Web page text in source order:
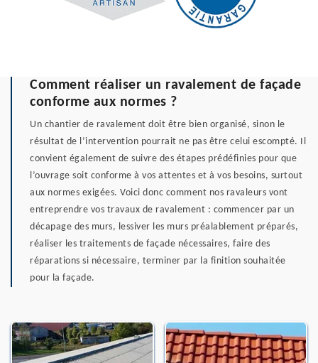
Comment réaliser un ravalement de façade
conforme aux normes ?
Un chantier de ravalement doit être bien organisé, sinon le
résultat de l’intervention pourrait ne pas être celui escompté. Il
convient également de suivre des étapes prédéfinies pour que
l’ouvrage soit conforme à vos attentes et à vos besoins, surtout
aux normes exigées. Voici donc comment nos ravaleurs vont
entreprendre vos travaux de ravalement : commencer par un
décapage des murs, lessiver les murs préalablement préparés,
réaliser les traitements de façade nécessaires, faire des
réparations si nécessaire, terminer par la finition souhaitée
pour la façade.